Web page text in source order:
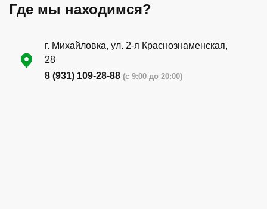
Где мы находимся?
г. Михайловка, ул. 2-я Краснознаменская,
28
8 (931) 109-28-88 (с 9:00 до 20:00)